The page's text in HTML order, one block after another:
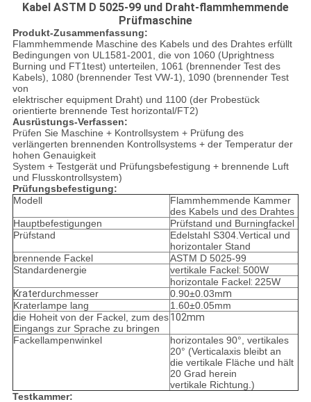
Kabel ASTM D 5025-99 und Draht-flammhemmende
Prüfmaschine
Produkt-Zusammenfassung:
Flammhemmende Maschine des Kabels und des Drahtes erfüllt
Bedingungen von UL1581-2001, die von 1060 (Uprightness
Burning und FT1test) unterteilen, 1061 (brennender Test des
Kabels), 1080 (brennender Test VW-1), 1090 (brennender Test
von
elektrischer equipment Draht) und 1100 (der Probestück
orientierte brennende Test horizontal/FT2)
Ausrüstungs-Verfassen:
Prüfen Sie Maschine + Kontrollsystem + Prüfung des
verlängerten brennenden Kontrollsystems + der Temperatur der
hohen Genauigkeit
System + Testgerät und Prüfungsbefestigung + brennende Luft
und Flusskontrollsystem)
Prüfungsbefestigung:
Modell
Flammhemmende Kammer
des Kabels und des Drahtes
Hauptbefestigungen
Prüfstand und Burningfackel
Prüfstand
Edelstahl S304.Vertical und
horizontaler Stand
brennende Fackel
ASTM D 5025-99
Standardenergie
vertikale Fackel: 500W
horizontale Fackel: 225W
Kraterdurchmesser 0.90±0.03mm
Kraterlampe lang
1.60±0.05mm
die Hoheit von der Fackel, zum des
Eingangs zur Sprache zu bringen
102mm
Fackellampenwinkel
horizontales 90°, vertikales
20° (Verticalaxisbleibt an
die vertikale Fläche und hält
20 Grad herein
vertikale Richtung.)
Testkammer: